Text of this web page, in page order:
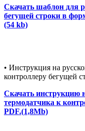
Скачать шаблон для
бегущей строки в
(54 kb)
• Инструкция на
контроллеру бегущей
Скачать инструкцию
термодатчика к
PDF.(1,8Mb)